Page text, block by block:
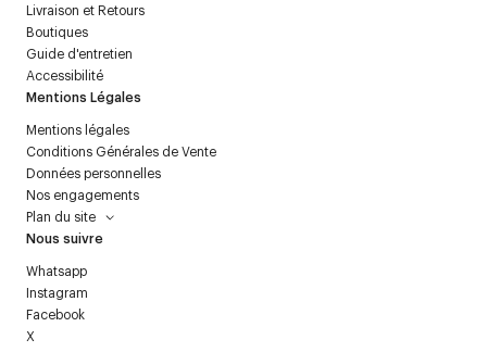
Livraison et Retours
Boutiques
Guide d'entretien
Accessibilité
Mentions Légales
Mentions légales
Conditions Générales de Vente
Données personnelles
Nos engagements
Plan du site
Nous suivre
Whatsapp
Instagram
Facebook
X